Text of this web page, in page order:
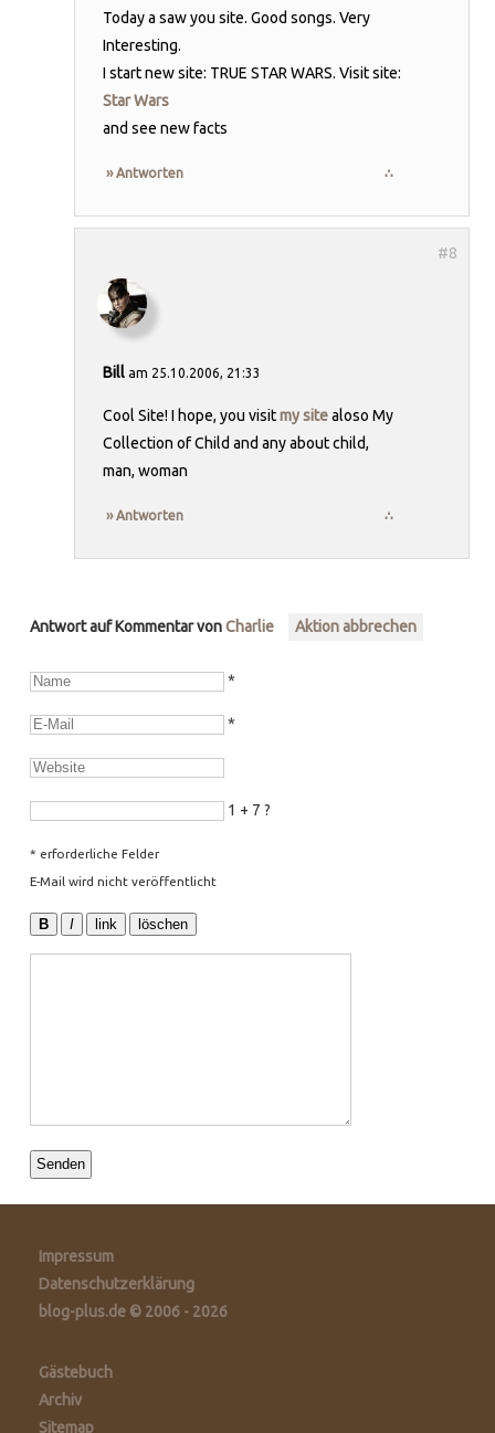
Today a saw you site. Good songs. Very
Interesting.
I start new site: TRUE STAR WARS. Visit site:
Star Wars
and see new facts
›› Antworten ∴
Bill am 25.10.2006, 21:33
Cool Site! I hope, you visitmy sitealoso My
Collection of Child and any about child,
man, woman
›› Antworten ∴
Antwort auf Kommentar vonCharlie Aktion abbrechen
*
*
1 + 7 ?
* erforderliche Felder
E-Mail wird nicht veröffentlicht
B I link
Impressum
Datenschutzerklärung
blog-plus.de © 2006 - 2026
Gästebuch
Archiv
Sitemap